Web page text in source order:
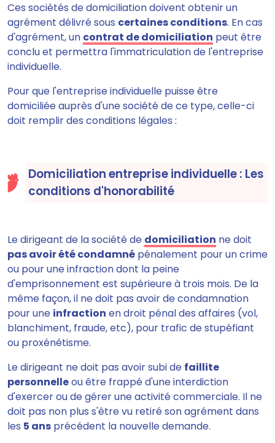
Ces sociétés de domiciliation doivent obtenir un
agrément délivré sous certaines conditions. En cas
d'agrément, un contrat de domiciliation peut être
conclu et permettra l'immatriculation de l'entreprise
individuelle.
Pour que l'entreprise individuelle puisse être
domiciliée auprès d'une société de ce type, celle-ci
doit remplir des conditions légales :
Domiciliation entreprise individuelle : Les
conditions d'honorabilité
Le dirigeant de la société de domiciliation ne doit
pas avoir été condamné pénalement pour un crime
ou pour une infraction dont la peine
d'emprisonnement est supérieure à trois mois. De la
même façon, il ne doit pas avoir de condamnation
pour une infraction en droit pénal des affaires (vol,
blanchiment, fraude, etc), pour trafic de stupéfiant
ou proxénétisme.
Le dirigeant ne doit pas avoir subi de faillite
personnelleou être frappé d'une interdiction
d'exercer ou de gérer une activité commerciale. Il ne
doit pas non plus s'être vu retiré son agrément dans
les 5 ans précédent la nouvelle demande.